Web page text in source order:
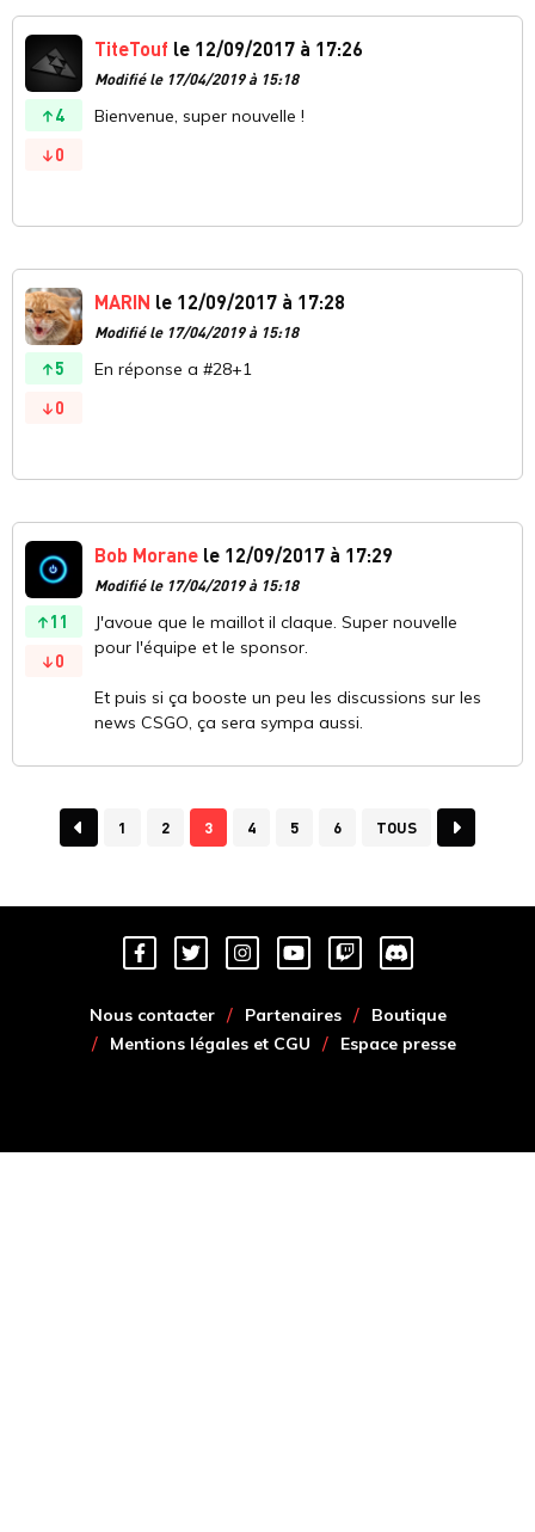
4
0
TiteTouf le 12/09/2017 à 17:26
Modifié le 17/04/2019 à 15:18
Bienvenue, super nouvelle !
5
0
MARIN le 12/09/2017 à 17:28
Modifié le 17/04/2019 à 15:18
En réponse a #28+1
11
0
Bob Morane le 12/09/2017 à 17:29
Modifié le 17/04/2019 à 15:18
J'avoue que le maillot il claque. Super nouvelle
pour l'équipe et le sponsor.
Et puis si ça booste un peu les discussions sur les
news CSGO, ça sera sympa aussi.
1 2 3 4 5 6 TOUS
Nous contacter Partenaires
Boutique
Mentions légales et CGU
Espace presse